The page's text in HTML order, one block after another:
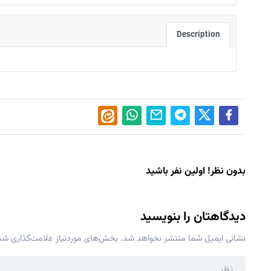
Description
بدون نظر! اولین نفر باشید
دیدگاهتان را بنویسید
نشانی ایمیل شما منتشر نخواهد شد. بخش‌های موردنیاز علامت‌گذاری